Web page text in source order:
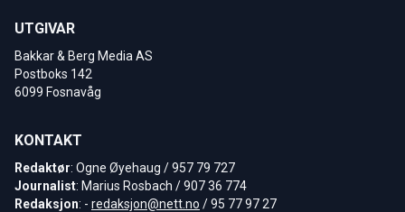
UTGIVAR
Bakkar & Berg Media AS
Postboks 142
6099 Fosnavåg
KONTAKT
Redaktør: Ogne Øyehaug / 957 79 727
Journalist: Marius Rosbach / 907 36 774
Redaksjon: - redaksjon@nett.no / 95 77 97 27